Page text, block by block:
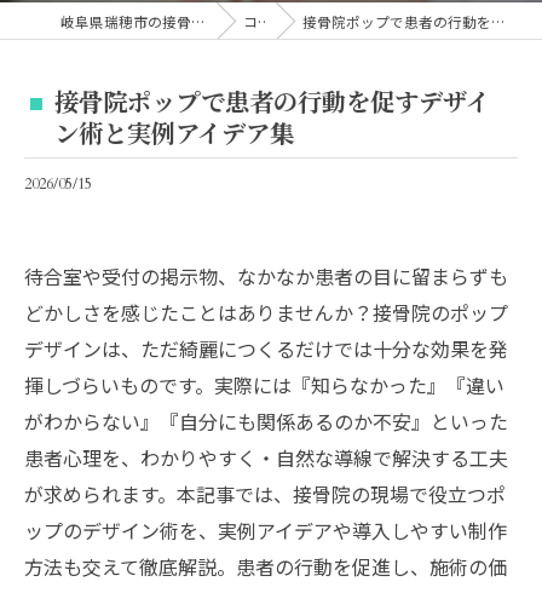
岐阜県瑞穂市の接骨院ならふれあい接骨院 コラム 接骨院ポップで患者の行動を促すデザイン術と実例アイデア集
接骨院ポップで患者の行動を促すデザイ
ン術と実例アイデア集
2026/05/15
待合室や受付の掲示物、なかなか患者の目に留まらずも
どかしさを感じたことはありませんか？接骨院のポップ
デザインは、ただ綺麗につくるだけでは十分な効果を発
揮しづらいものです。実際には『知らなかった』『違い
がわからない』『自分にも関係あるのか不安』といった
患者心理を、わかりやすく・自然な導線で解決する工夫
が求められます。本記事では、接骨院の現場で役立つポ
ップのデザイン術を、実例アイデアや導入しやすい制作
方法も交えて徹底解説。患者の行動を促進し、施術の価